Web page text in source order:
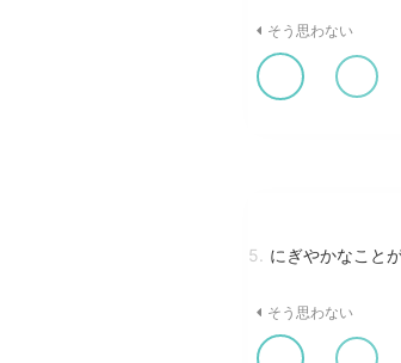
そう思わない
5. にぎやかなこと
そう思わない